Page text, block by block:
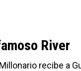
River
recibe a